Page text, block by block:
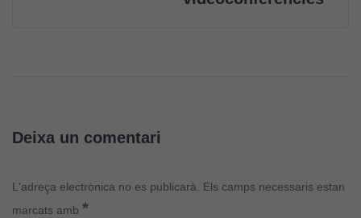
Deixa un comentari
L'adreça electrònica no es publicarà.
Els camps necessaris estan
marcats amb *